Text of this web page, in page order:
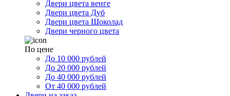
Двери цвета венге
Двери цвета Дуб
Двери цвета Шоколад
Двери черного цвета
По цене
До 10 000 рублей
До 20 000 рублей
До 40 000 рублей
От 40 000 рублей